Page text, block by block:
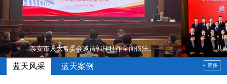
泰安市人大常委会邀请郭桂林作全面依法.. 共
蓝天风采 蓝天案例